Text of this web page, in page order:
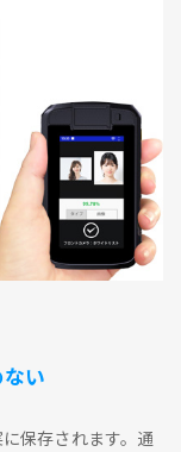
い
保存されます。通